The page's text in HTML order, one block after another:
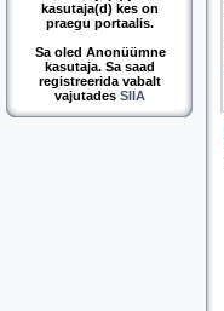
kasutaja(d) kes on
praegu portaalis.
Sa oled Anonüümne
kasutaja. Sa saad
registreerida vabalt
vajutades SIIA